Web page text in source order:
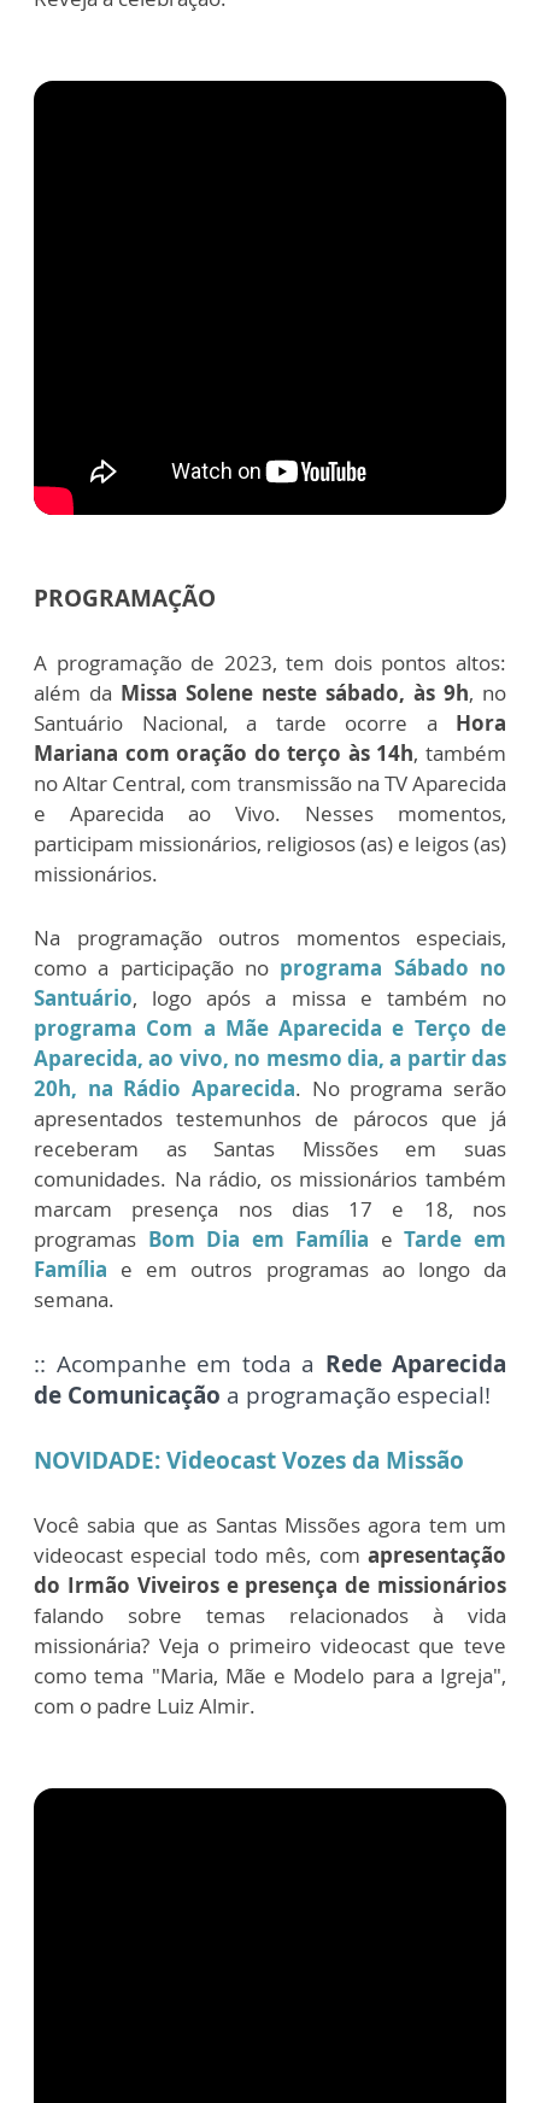
PROGRAMAÇÃO
A programação de 2023, tem dois pontos altos:
além da Missa Solene neste sábado, às 9h, no
Santuário Nacional, a tarde ocorre a Hora
Mariana com oração do terço às 14h, também
no Altar Central, com transmissão na TV Aparecida
e Aparecida ao Vivo. Nesses momentos,
participam missionários, religiosos (as) e leigos (as)
missionários.
Na programação outros momentos especiais,
como a participação no programa Sábado no
Santuário, logo após a missa e também no
programa Com a Mãe Aparecida e Terço de
Aparecida, ao vivo, no mesmo dia, a partir das
20h, na Rádio Aparecida. No programa serão
apresentados testemunhos de párocos que já
receberam as Santas Missões em suas
comunidades. Na rádio, os missionários também
marcam presença nos dias 17 e 18, nos
programas Bom Dia em Família eTarde em
Família e em outros programas ao longo da
semana.
:: Acompanhe em toda a Rede Aparecida
de Comunicação a programação especial!
NOVIDADE: Videocast Vozes da Missão
Você sabia que as Santas Missões agora tem um
videocast especial todo mês, com apresentação
do Irmão Viveiros e presença de missionários
falando sobre temas relacionados à vida
missionária? Veja o primeiro videocast que teve
como tema "Maria, Mãe e Modelo para a Igreja",
com o padre Luiz Almir.